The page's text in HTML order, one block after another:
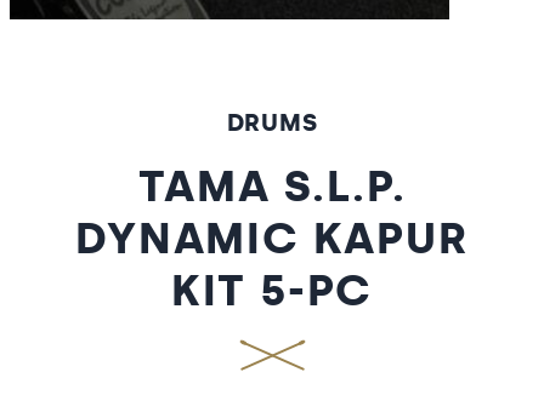
DRUMS
TAMA S.L.P.
DYNAMIC KAPUR
KIT 5-PC